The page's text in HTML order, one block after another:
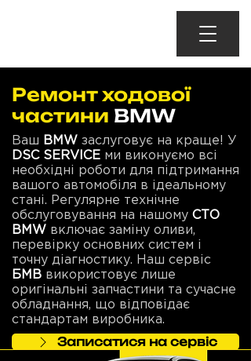
Ремонт ходової
частини BMW
Ваш BMW заслуговує на краще! У
DSC SERVICE ми виконуємо всі
необхідні роботи для підтримання
вашого автомобіля в ідеальному
стані. Регулярне технічне
обслуговування на нашому СТО
BMW включає заміну оливи,
перевірку основних систем і
точну діагностику. Наш сервіс
БМВ використовує лише
оригінальні запчастини та сучасне
обладнання, що відповідає
стандартам виробника.
Записатися на сервіс